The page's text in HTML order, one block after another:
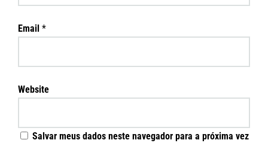
Email *
Website
Salvar meus dados neste navegador para a próxima vez